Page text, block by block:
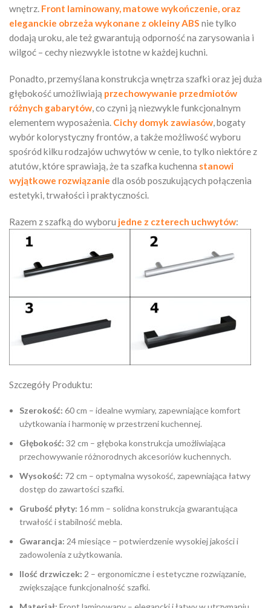
wnętrz. Front laminowany, matowe wykończenie, oraz
eleganckie obrzeża wykonane z okleiny ABS nie tylko
dodają uroku, ale też gwarantują odporność na zarysowania i
wilgoć – cechy niezwykle istotne w każdej kuchni.
Ponadto, przemyślana konstrukcja wnętrza szafki oraz jej duża
głębokość umożliwiają przechowywanie przedmiotów
różnych gabarytów , co czyni ją niezwykle funkcjonalnym
elementem wyposażenia. Cichy domyk zawiasów , bogaty
wybór kolorystyczny frontów, a także możliwość wyboru
spośród kilku rodzajów uchwytów w cenie, to tylko niektóre z
atutów, które sprawiają, że ta szafka kuchenna stanowi
wyjątkowe rozwiązanie dla osób poszukujących połączenia
estetyki, trwałości i praktyczności.
Razem z szafką do wyboru jedne z czterech uchwytów:
Szczegóły Produktu:
Szerokość: 60 cm – idealne wymiary, zapewniające komfort
użytkowania i harmonię w przestrzeni kuchennej.
Głębokość: 32 cm – głęboka konstrukcja umożliwiająca
przechowywanie różnorodnych akcesoriów kuchennych.
Wysokość: 72 cm – optymalna wysokość, zapewniająca łatwy
dostęp do zawartości szafki.
Grubość płyty: 16 mm – solidna konstrukcja gwarantująca
trwałość i stabilność mebla.
Gwarancja: 24 miesiące – potwierdzenie wysokiej jakości i
zadowolenia z użytkowania.
Ilość drzwiczek: 2 – ergonomiczne i estetyczne rozwiązanie,
zwiększające funkcjonalność szafki.